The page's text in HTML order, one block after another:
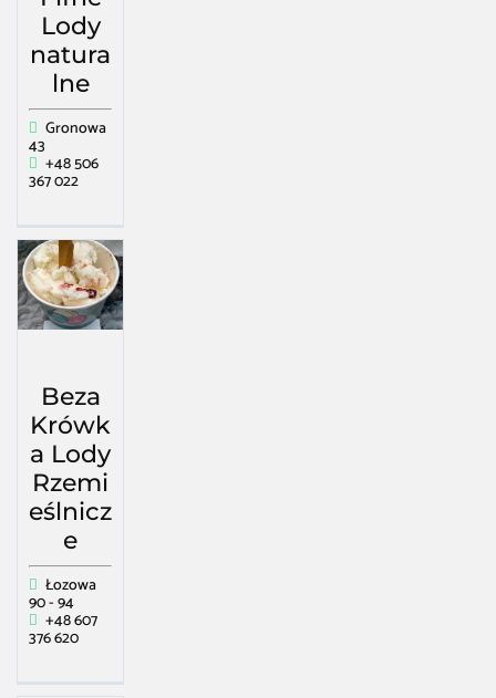
Lody
natura
lne
Gronowa
43
+48 506
367 022
Beza
Krówk
a Lody
Rzemi
eślnicz
e
Łozowa
90 - 94
+48 607
376 620